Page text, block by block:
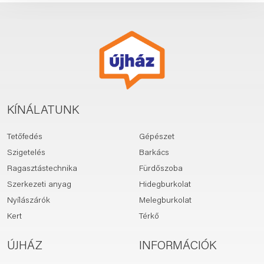
KÍNÁLATUNK
Tetőfedés
Szigetelés
Ragasztástechnika
Szerkezeti anyag
Nyílászárók
Kert
Gépészet
Barkács
Fürdőszoba
Hidegburkolat
Melegburkolat
Térkő
ÚJHÁZ INFORMÁCIÓK